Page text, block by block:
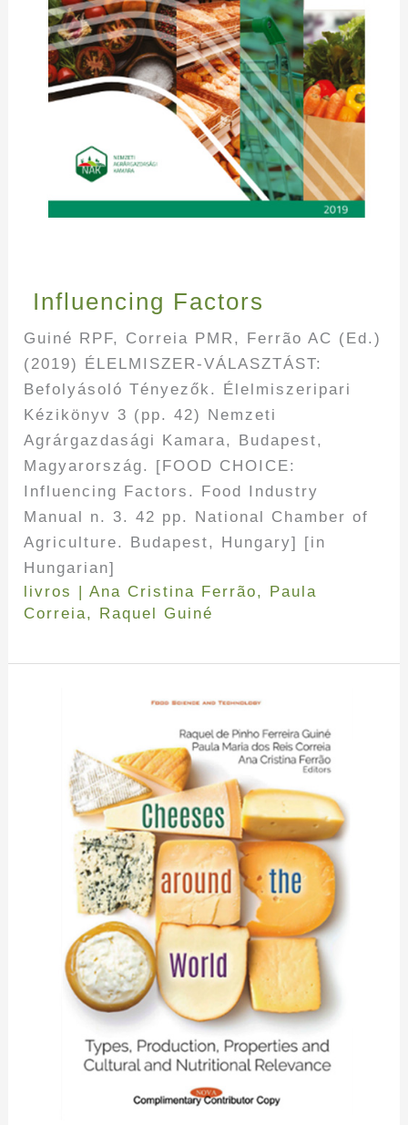
Influencing Factors
Guiné RPF, Correia PMR, Ferrão AC (Ed.)
(2019) ÉLELMISZER-VÁLASZTÁST:
Befolyásoló Tényezők. Élelmiszeripari
Kézikönyv 3 (pp. 42) Nemzeti
Agrárgazdasági Kamara, Budapest,
Magyarország. [FOOD CHOICE:
Influencing Factors. Food Industry
Manual n. 3. 42 pp. National Chamber of
Agriculture. Budapest, Hungary] [in
Hungarian]
livros |Ana Cristina Ferrão, Paula
Correia, Raquel Guiné